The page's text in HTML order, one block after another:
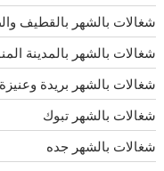
شغالات بالشهر بالقطيف
شغالات بالشهر بالمدينة
شغالات بالشهر بريدة وعنيزة
شغالات بالشهر تبوك
شغالات بالشهر جده